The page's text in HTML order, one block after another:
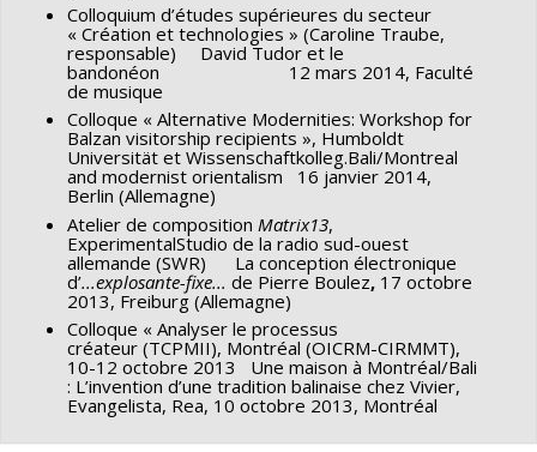
Colloquium d’études supérieures du secteur
« Création et technologies » (Caroline Traube,
responsable) David Tudor et le
bandonéon 12 mars 2014, Faculté
de musique
Colloque « Alternative Modernities: Workshop for
Balzan visitorship recipients », Humboldt
Universität et Wissenschaftkolleg.Bali/Montreal
and modernist orientalism 16 janvier 2014,
Berlin (Allemagne)
Atelier de composition Matrix13,
ExperimentalStudio de la radio sud-ouest
allemande (SWR) La conception électronique
d’...explosante-fixe... de Pierre Boulez, 17 octobre
2013, Freiburg (Allemagne)
Colloque « Analyser le processus
créateur (TCPMII), Montréal (OICRM-CIRMMT),
10-12 octobre 2013 Une maison à Montréal/Bali
: L’invention d’une tradition balinaise chez Vivier,
Evangelista, Rea, 10 octobre 2013, Montréal